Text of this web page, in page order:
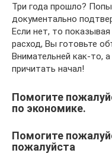
Три года прошло?
документально
Если нет, то
расход, Вы готовьте
Внимательней как-то,
причитать начал!
Помогите
по экономике.
Помогите
пожалуйста